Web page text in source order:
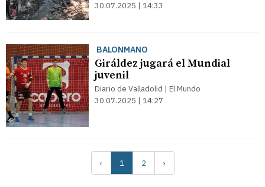
30.07.2025 | 14:33
BALONMANO
Giráldez jugará el Mundial
juvenil
Diario de Valladolid | El Mundo
30.07.2025 | 14:27
‹ 1 2 ›